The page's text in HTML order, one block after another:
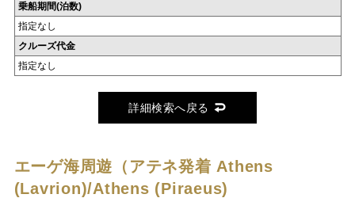
乗船期間(泊数)
指定なし
クルーズ代金
指定なし
詳細検索へ戻る
エーゲ海周遊（アテネ発着 Athens
(Lavrion)/Athens (Piraeus)